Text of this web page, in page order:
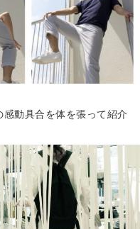
感動具合を体を張って紹介